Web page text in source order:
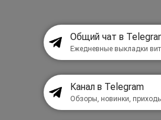
Общий чат в
Ежедневные выкладки
Канал в Telegram
Обзоры, новинки,